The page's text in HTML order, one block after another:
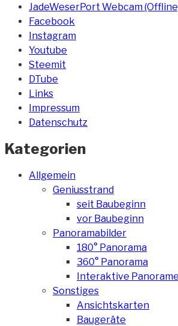
JadeWeserPort Webcam
Facebook
Instagram
Youtube
Steemit
DTube
Links
Impressum
Datenschutz
Kategorien
Allgemein
Geniusstrand
seit Baubeginn
vor Baubeginn
Panoramabilder
180° Panorama
360° Panorama
Interaktive
Sonstiges
Ansichtskarten
Baugeräte